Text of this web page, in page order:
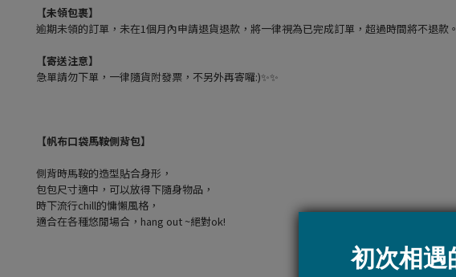
【未領包裹】
逾期未領的訂單，未在1個月內申請退貨退款，將一律視為已完成訂單，超過時間將不退款。
【寄送注意】
急單請勿下單，一律隨貨附發票，不另外再寄囉:)✨✨
【帆布口袋馬鞍側背包】
側背時馬鞍的造型貼合身形，
包包尺寸適中，可以放得下隨身物品，
時下流行chill的慵懶風格，
適合在各種悠閒場合，hang out ~絕對ok!